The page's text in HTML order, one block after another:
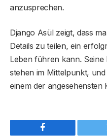
anzusprechen.
Django Asül zeigt, dass
Details zu teilen, ein
Leben führen kann.
stehen im Mittelpunkt,
einem der angesehensten
Facebook